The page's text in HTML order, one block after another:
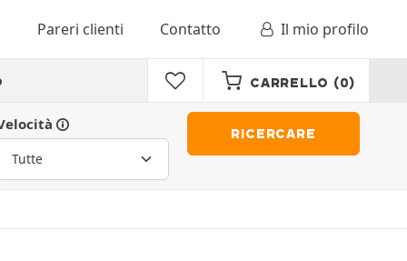
Pareri clienti Contatto Il mio profilo
CARRELLO (0)
RICERCARE